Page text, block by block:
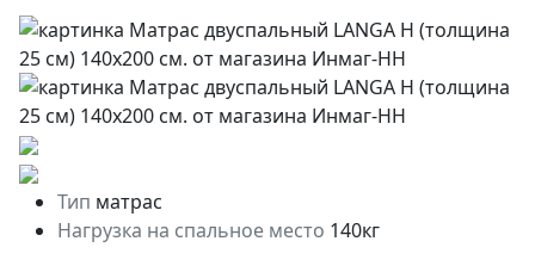
Тип матрас
Нагрузка на спальное место 140кг